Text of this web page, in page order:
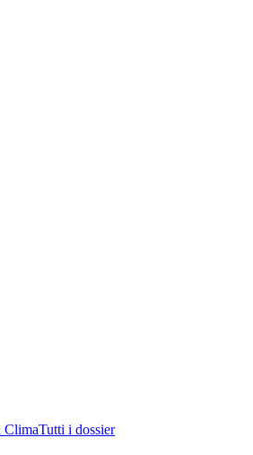
ClimaTutti i dossier